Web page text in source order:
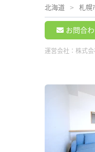
北海道 札幌
お問合
運営会社： 株式